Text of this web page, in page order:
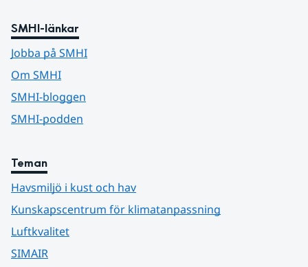
SMHI-länkar
Jobba på SMHI
Om SMHI
SMHI-bloggen
SMHI-podden
Teman
Havsmiljö i kust och hav
Kunskapscentrum för klimatanpassning
Luftkvalitet
SIMAIR